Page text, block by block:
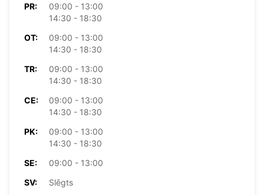
PR:
09:00 - 13:00
14:30 - 18:30
OT:
09:00 - 13:00
14:30 - 18:30
TR:
09:00 - 13:00
14:30 - 18:30
CE:
09:00 - 13:00
14:30 - 18:30
PK:
09:00 - 13:00
14:30 - 18:30
SE:
09:00 - 13:00
SV:
Slēgts